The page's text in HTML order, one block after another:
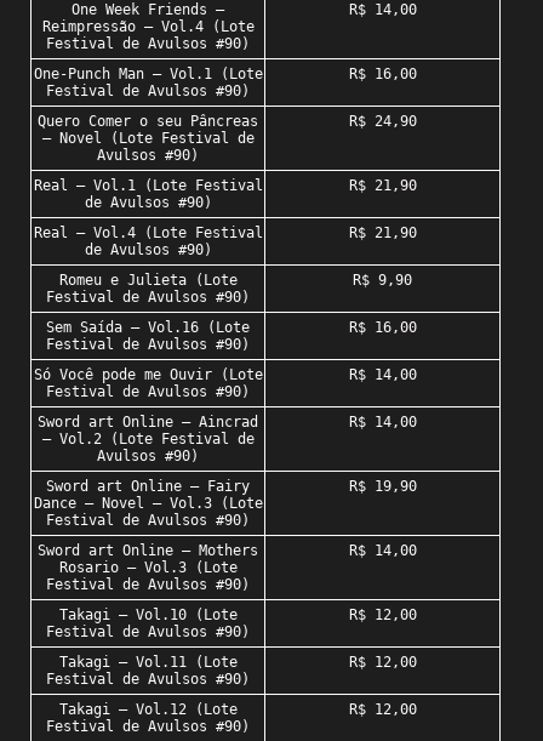
One Week Friends –
Reimpressão – Vol.4 (Lote
Festival de Avulsos #90)
R$ 14,00
One-Punch Man – Vol.1 (Lote
Festival de Avulsos #90)
R$ 16,00
Quero Comer o seu Pâncreas
– Novel (Lote Festival de
Avulsos #90)
R$ 24,90
Real – Vol.1 (Lote Festival
de Avulsos #90)
R$ 21,90
Real – Vol.4 (Lote Festival
de Avulsos #90)
R$ 21,90
Romeu e Julieta (Lote
Festival de Avulsos #90)
R$ 9,90
Sem Saída – Vol.16 (Lote
Festival de Avulsos #90)
R$ 16,00
Só Você pode me Ouvir (Lote
Festival de Avulsos #90)
R$ 14,00
Sword art Online – Aincrad
– Vol.2 (Lote Festival de
Avulsos #90)
R$ 14,00
Sword art Online – Fairy
Dance – Novel – Vol.3 (Lote
Festival de Avulsos #90)
R$ 19,90
Sword art Online – Mothers
Rosario – Vol.3 (Lote
Festival de Avulsos #90)
R$ 14,00
Takagi – Vol.10 (Lote
Festival de Avulsos #90)
R$ 12,00
Takagi – Vol.11 (Lote
Festival de Avulsos #90)
R$ 12,00
Takagi – Vol.12 (Lote
Festival de Avulsos #90)
R$ 12,00